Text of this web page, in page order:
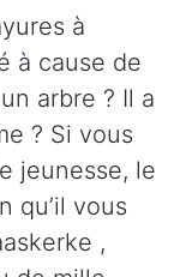
à
à cause de
arbre ? Il a
? Si vous
jeunesse, le
qu’il vous
,